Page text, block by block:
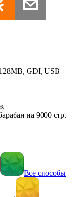
GDI, USB
на 9000 стр.
Все способы